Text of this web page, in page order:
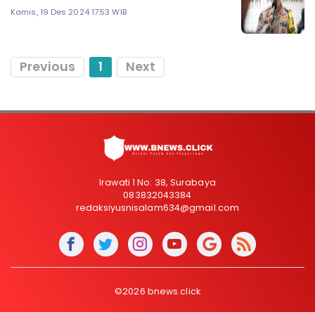
Kamis, 19 Des 2024 17:53 WIB
Previous 1 Next
Irawati 1 No: 38, Surabaya
083832043384
redaksiyusnisalam634@gmail.com
©2026 bnews.click